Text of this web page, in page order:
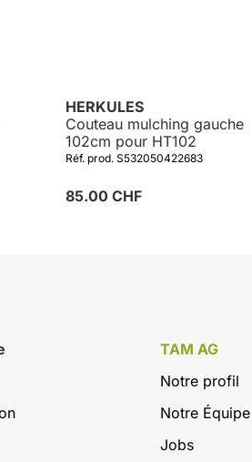
HERKULES
Couteau mulching gauche
102cm pour HT102
Réf. prod. S532050422683
85.00 CHF
TAM AG
Notre profil
Notre Équipe
Jobs